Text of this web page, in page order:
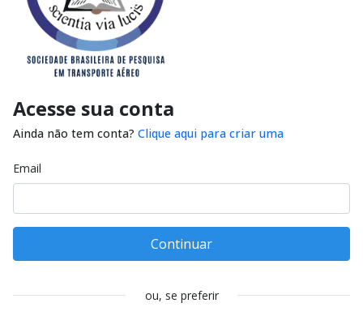
Acesse sua conta
Ainda não tem conta? Clique aqui para criar uma
Email
Continuar
ou, se preferir